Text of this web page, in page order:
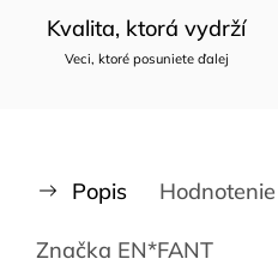
Kvalita, ktorá vydrží
Veci, ktoré posuniete ďalej
Popis Hodnotenie
Značka EN*FANT